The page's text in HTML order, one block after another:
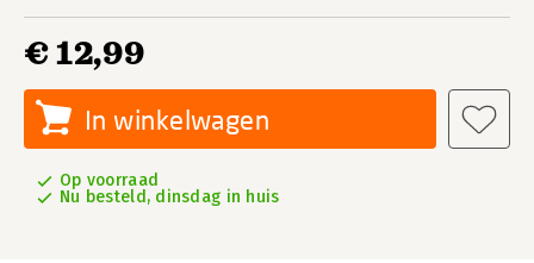
€ 12,99
In winkelwagen
Op voorraad
Nu besteld, dinsdag in huis